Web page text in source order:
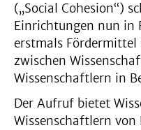
(„Social Cohesion“)
Einrichtungen nun in
erstmals Fördermittel
zwischen
Wissenschaftlern in
Der Aufruf bietet
Wissenschaftlern